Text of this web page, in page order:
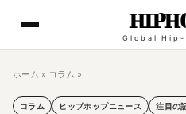
Global Hip-
ホーム » コラム »
コラム ヒップホップニュース 注目の